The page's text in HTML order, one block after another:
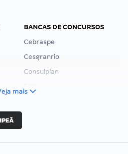
BANCAS DE CONCURSOS
Cebraspe
Cesgranrio
Consulplan
mais